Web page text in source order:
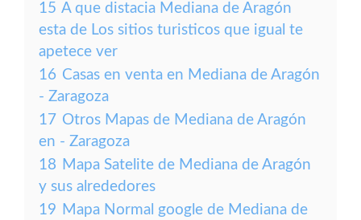
15 A que distacia Mediana de Aragón
esta de Los sitios turisticos que igual te
apetece ver
16 Casas en venta en Mediana de Aragón
- Zaragoza
17 Otros Mapas de Mediana de Aragón
en - Zaragoza
18 Mapa Satelite de Mediana de Aragón
y sus alrededores
19 Mapa Normal google de Mediana de